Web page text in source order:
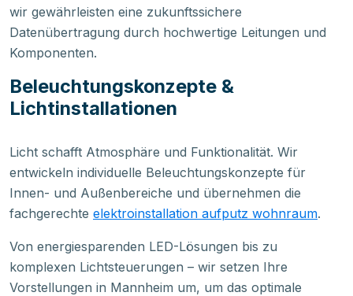
wir gewährleisten eine zukunftssichere
Datenübertragung durch hochwertige Leitungen und
Komponenten.
Beleuchtungskonzepte &
Lichtinstallationen
Licht schafft Atmosphäre und Funktionalität. Wir
entwickeln individuelle Beleuchtungskonzepte für
Innen- und Außenbereiche und übernehmen die
fachgerechte elektroinstallation aufputz wohnraum.
Von energiesparenden LED-Lösungen bis zu
komplexen Lichtsteuerungen – wir setzen Ihre
Vorstellungen in Mannheim um, um das optimale